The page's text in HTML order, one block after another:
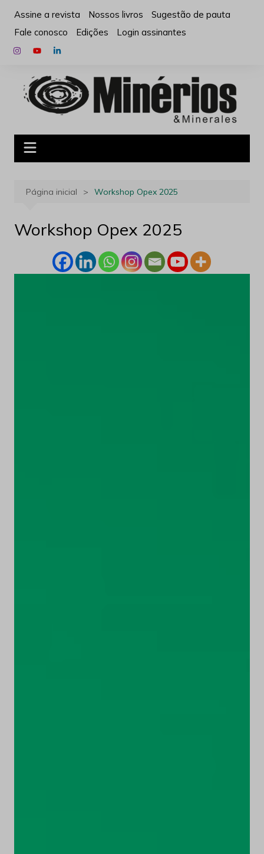
para
conteúdo
Assine a revista Nossos livros
Sugestão de pauta
Fale conosco
Edições Login assinantes
Página inicial Workshop Opex 2025
Workshop Opex 2025